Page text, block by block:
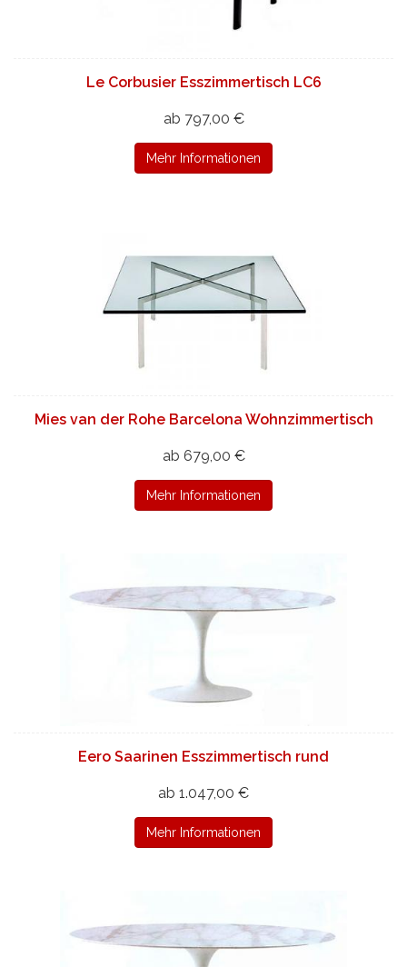
Le Corbusier Esszimmertisch LC6
ab 797,00 €
Mehr Informationen
Mies van der Rohe Barcelona Wohnzimmertisch
ab 679,00 €
Mehr Informationen
Eero Saarinen Esszimmertisch rund
ab 1.047,00 €
Mehr Informationen